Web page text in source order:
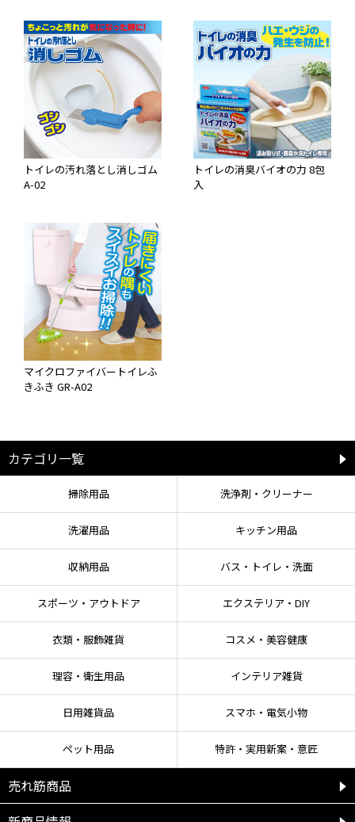
トイレの汚れ落とし消しゴム
A-02
トイレの消臭バイオの力 8包
入
マイクロファイバートイレふ
きふき GR-A02
カテゴリ一覧
掃除用品 洗浄剤・クリーナー
洗濯用品 キッチン用品
収納用品 バス・トイレ・洗面
スポーツ・アウトドア エクステリア・DIY
衣類・服飾雑貨 コスメ・美容健康
理容・衛生用品 インテリア雑貨
日用雑貨品 スマホ・電気小物
ペット用品 特許・実用新案・意匠
売れ筋商品